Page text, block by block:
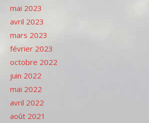
mai 2023
avril 2023
mars 2023
février 2023
octobre 2022
juin 2022
mai 2022
avril 2022
août 2021